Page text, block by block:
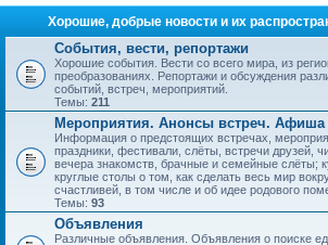
Хорошие, добрые новости и их
События, вести, репортажи
Хорошие события. Вести со всего мира, из
преобразованиях. Репортажи и обсуждения
событий, встреч, мероприятий.
Темы: 211
Мероприятия. Анонсы встреч. Афиша
Информация о предстоящих встречах,
праздники, фестивали, слёты, встречи друзей,
вечера знакомств, брачные и семейные слёты;
круглые столы о том, как сделать весь мир
счастливей, в том числе и об идее родового
Темы: 93
Объявления
Различные объявления. Объявления о поиске